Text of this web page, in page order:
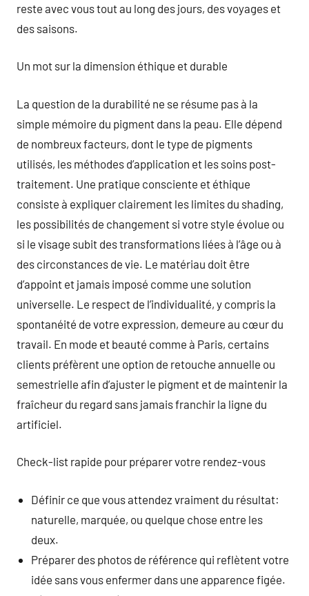
reste avec vous tout au long des jours, des voyages et
des saisons.
Un mot sur la dimension éthique et durable
La question de la durabilité ne se résume pas à la
simple mémoire du pigment dans la peau. Elle dépend
de nombreux facteurs, dont le type de pigments
utilisés, les méthodes d’application et les soins post-
traitement. Une pratique consciente et éthique
consiste à expliquer clairement les limites du shading,
les possibilités de changement si votre style évolue ou
si le visage subit des transformations liées à l’âge ou à
des circonstances de vie. Le matériau doit être
d’appoint et jamais imposé comme une solution
universelle. Le respect de l’individualité, y compris la
spontanéité de votre expression, demeure au cœur du
travail. En mode et beauté comme à Paris, certains
clients préfèrent une option de retouche annuelle ou
semestrielle afin d’ajuster le pigment et de maintenir la
fraîcheur du regard sans jamais franchir la ligne du
artificiel.
Check-list rapide pour préparer votre rendez-vous
Définir ce que vous attendez vraiment du résultat:
naturelle, marquée, ou quelque chose entre les
deux.
Préparer des photos de référence qui reflètent votre
idée sans vous enfermer dans une apparence figée.